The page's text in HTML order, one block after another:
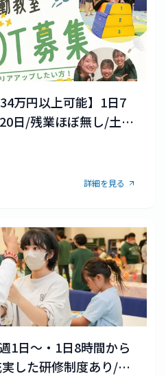
万円以上可能】1日7
日/残業ほぼ無し/土日
詳細を見る
1日～・1日8時間から
した研修制度あり/マ